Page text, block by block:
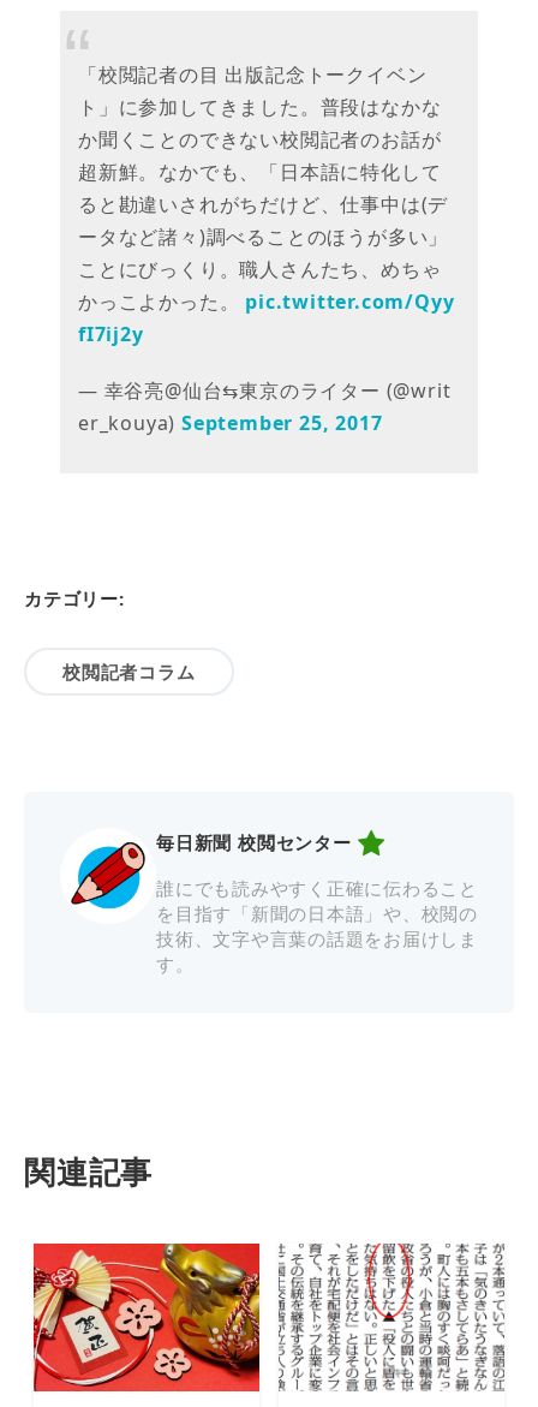
「校閲記者の目 出版記念トークイベン
ト」に参加してきました。普段はなかな
か聞くことのできない校閲記者のお話が
超新鮮。なかでも、「日本語に特化して
ると勘違いされがちだけど、仕事中は(デ
ータなど諸々)調べることのほうが多い」
ことにびっくり。職人さんたち、めちゃ
かっこよかった。 pic.twitter.com/Qyy
fI7ij2y
— 幸谷亮@仙台⇆東京のライター (@writ
er_kouya) September 25, 2017
カテゴリー:
校閲記者コラム
毎日新聞 校閲センター
誰にでも読みやすく正確に伝わること
を目指す「新聞の日本語」や、校閲の
技術、文字や言葉の話題をお届けしま
す。
関連記事